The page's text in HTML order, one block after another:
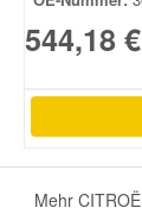
544,18 €
Mehr